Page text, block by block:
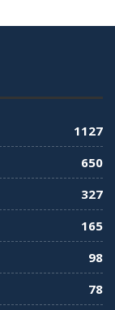
1127
650
327
165
98
78